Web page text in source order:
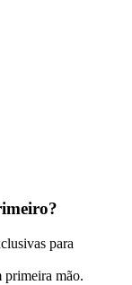
para
primeira mão.